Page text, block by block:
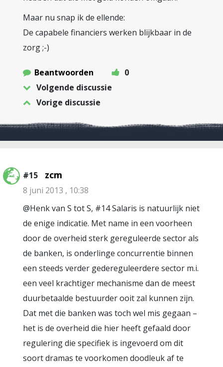
Maar nu snap ik de ellende:
De capabele financiers werken blijkbaar in de
zorg ;-)
Beantwoorden
0
Volgende discussie
Vorige discussie
#15 zcm
8 juni 2013 , 10:38
@Henk van S tot S, #14 Salaris is natuurlijk niet
de enige indicatie. Met name in een voorheen
door de overheid sterk gereguleerde sector als
de banken, is onderlinge concurrentie binnen
een steeds verder gedereguleerdere sector m.i.
een veel krachtiger mechanisme dan de meest
duurbetaalde bestuurder ooit zal kunnen zijn.
Dat met die banken was toch wel mis gegaan –
het is de overheid die hier heeft gefaald door
regulering die specifiek is ingevoerd om dit
soort dramas te voorkomen doodleuk af te